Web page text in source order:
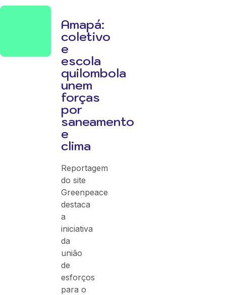
Amapá:
coletivo
e
escola
quilombola
unem
forças
por
saneamento
e
clima
Reportagem
do site
Greenpeace
destaca
a
iniciativa
da
união
de
esforços
para o